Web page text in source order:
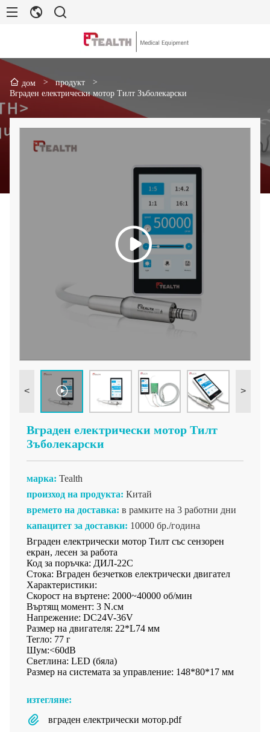
дом > продукт
>
Вграден електрически мотор Тилт Зъболекарски
< >
Вграден електрически мотор Тилт
Зъболекарски
марка: Tealth
произход на продукта: Китай
времето на доставка: в рамките на 3 работни дни
капацитет за доставки: 10000 бр./година
Вграден електрически мотор Тилт със сензорен
екран, лесен за работа
Код за поръчка: ДИЛ-22C
Стока: Вграден безчетков електрически двигател
Характеристики:
Скорост на въртене: 2000~40000 об/мин
Въртящ момент: 3 N.см
Напрежение: DC24V-36V
Размер на двигателя: 22*L74 мм
Тегло: 77 г
Шум:<60dB
Светлина: LED (бяла)
Размер на системата за управление: 148*80*17 мм
изтегляне:
вграден електрически мотор.pdf